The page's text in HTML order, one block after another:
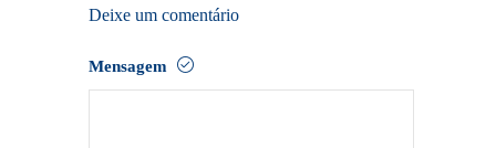
Deixe um comentário
Mensagem